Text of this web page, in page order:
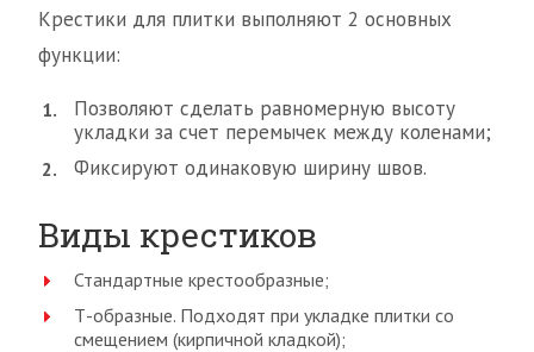
Крестики для плитки выполняют 2 основных
функции:
Позволяют сделать равномерную высоту
укладки за счет перемычек между коленами;
Фиксируют одинаковую ширину швов.
Виды крестиков
Стандартные крестообразные;
Т-образные. Подходят при укладке плитки со
смещением (кирпичной кладкой);